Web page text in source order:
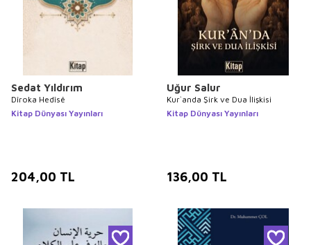
Sedat Yıldırım
Dîroka Hedîsê
Kitap Dünyası Yayınları
204,00 TL
Uğur Salur
Kur`anda Şirk ve Dua İlişkisi
Kitap Dünyası Yayınları
136,00 TL